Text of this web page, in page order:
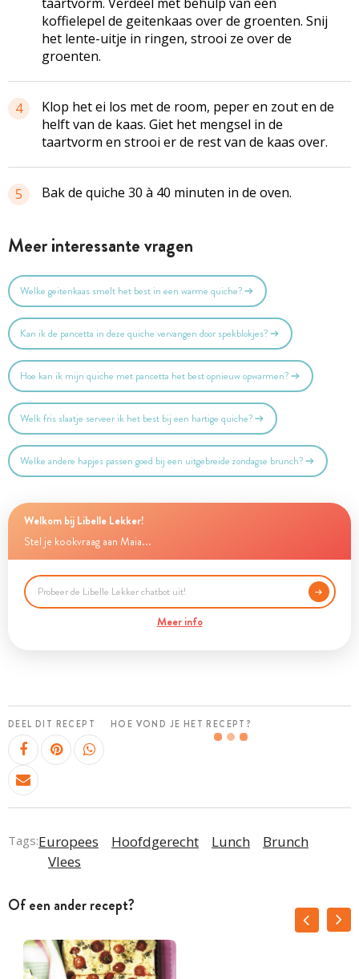
koffielepel de geitenkaas over de groenten. Snij
het lente-uitje in ringen, strooi ze over de
groenten.
4
Klop het ei los met de room, peper en zout en de
helft van de kaas. Giet het mengsel in de
taartvorm en strooi er de rest van de kaas over.
5 Bak de quiche 30 à 40 minuten in de oven.
Meer interessante vragen
Welke geitenkaas smelt het best in een warme quiche?
Kan ik de pancetta in deze quiche vervangen door spekblokjes?
Hoe kan ik mijn quiche met pancetta het best opnieuw opwarmen?
Welk fris slaatje serveer ik het best bij een hartige quiche?
Welke andere hapjes passen goed bij een uitgebreide zondagse brunch?
Welkom bij Libelle Lekker!
Stel je kookvraag aan Maia...
Meer info
DEEL DIT RECEPT HOE VOND JE HET RECEPT?
Tags:Europees Hoofdgerecht Lunch
Brunch
Vlees
Of een ander recept?